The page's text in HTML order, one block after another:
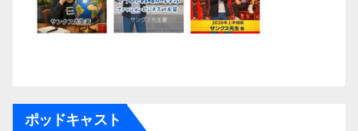
ポッドキャスト